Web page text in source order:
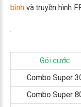
bình và truyền hình
.
Gói cước
Combo Super
Combo Super